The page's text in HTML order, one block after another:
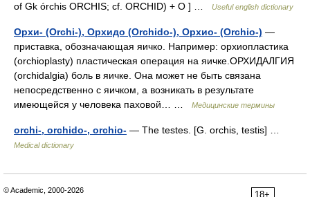
of Gk órchis ORCHIS; cf. ORCHID) + O ] …
Useful english dictionary
Орхи- (Orchi-), Орхидо (Orchido-), Орхио- (Orchio-) —
приставка, обозначающая яичко. Например: орхиопластика
(orchioplasty) пластическая операция на яичке.ОРХИДАЛГИЯ
(orchidalgia) боль в яичке. Она может не быть связана
непосредственно с яичком, а возникать в результате
имеющейся у человека паховой… …
Медицинские термины
orchi-, orchido-, orchio- — The testes. [G. orchis, testis] …
Medical dictionary
18+
© Academic, 2000-2026